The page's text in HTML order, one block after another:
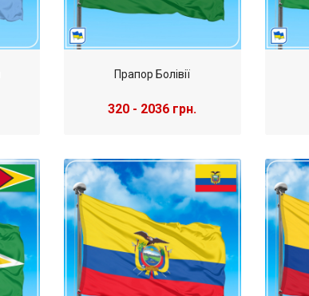
Прапор Болівії
320 - 2036 грн.